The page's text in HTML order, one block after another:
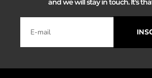
and we will stay in touch. It's